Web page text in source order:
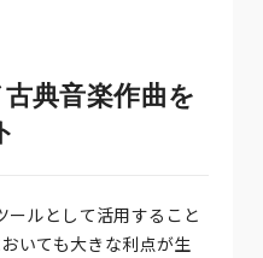
典音楽作曲を
ルとして活用すること
いても大きな利点が生